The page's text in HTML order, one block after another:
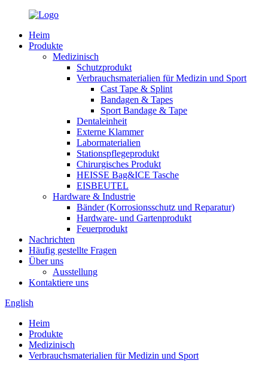
Heim
Produkte
Medizinisch
Schutzprodukt
Verbrauchsmaterialien für Medizin und Sport
Cast Tape & Splint
Bandagen & Tapes
Sport Bandage & Tape
Dentaleinheit
Externe Klammer
Labormaterialien
Stationspflegeprodukt
Chirurgisches Produkt
HEISSE Bag&ICE Tasche
EISBEUTEL
Hardware & Industrie
Bänder (Korrosionsschutz und Reparatur)
Hardware- und Gartenprodukt
Feuerprodukt
Nachrichten
Häufig gestellte Fragen
Über uns
Ausstellung
Kontaktiere uns
English
Heim
Produkte
Medizinisch
Verbrauchsmaterialien für Medizin und Sport